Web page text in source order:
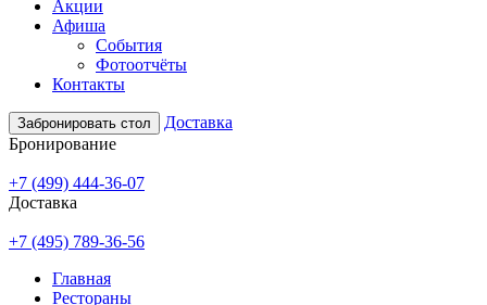
Акции
Афиша
События
Фотоотчёты
Контакты
Забронировать стол
Доставка
Бронирование
+7 (499) 444-36-07
Доставка
+7 (495) 789-36-56
Главная
Рестораны